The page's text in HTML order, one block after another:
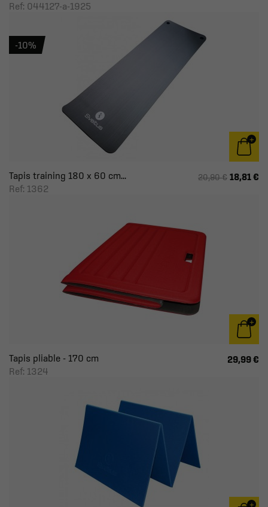
Ref: 044127-a-1925
Tapis training 180 x 60 cm...
Ref: 1362
20,90 € 18,81 €
-10%
Tapis pliable - 170 cm
Ref: 1324
29,99 €